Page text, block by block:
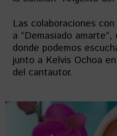
Las colaboraciones
a “Demasiado
donde podemos
junto a Kelvis Ochoa
del cantautor.